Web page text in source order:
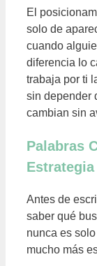
El
solo de
cuando
diferencia lo
trabaja por ti
sin depender
cambian sin
Palabras
Estrategia
Antes de
saber qué
nunca es
mucho más